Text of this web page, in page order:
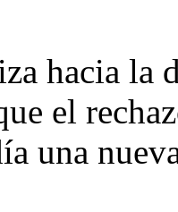
hacia
el
una